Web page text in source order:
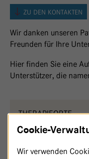
ZU DEN KONTAKTEN
Wir danken unseren
Freunden für Ihre
Hier finden Sie eine
Unterstützer, die
THERAPIEORTE -
HAUS 24
Cookie-
Wir verwenden